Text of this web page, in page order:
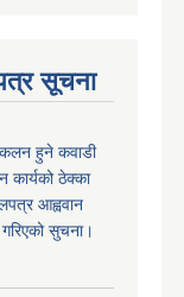
सूचना
संकलन हुने कवाडी
कार्यको ठेक्का
आह्ववान
सुचना।